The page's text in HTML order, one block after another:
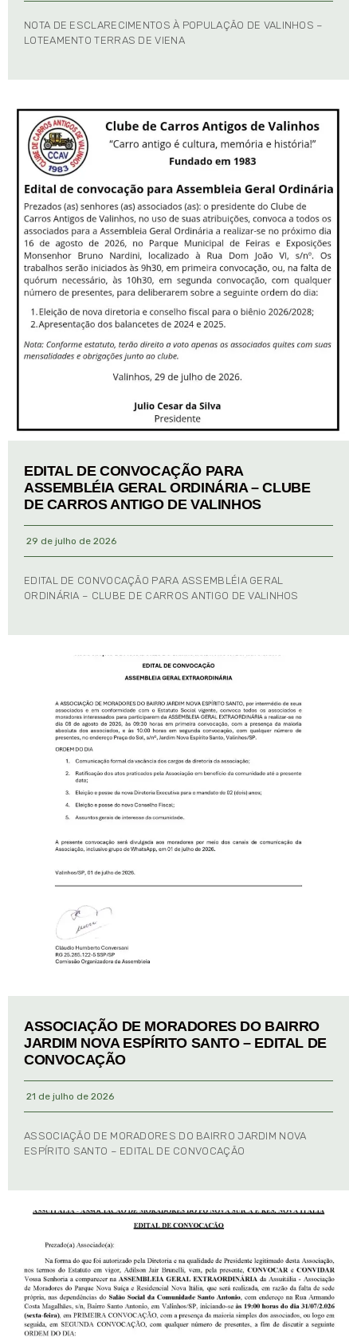
NOTA DE ESCLARECIMENTOS À POPULAÇÃO DE VALINHOS –
LOTEAMENTO TERRAS DE VIENA
EDITAL DE CONVOCAÇÃO PARA
ASSEMBLÉIA GERAL ORDINÁRIA – CLUBE
DE CARROS ANTIGO DE VALINHOS
29 de julho de 2026
EDITAL DE CONVOCAÇÃO PARA ASSEMBLÉIA GERAL
ORDINÁRIA – CLUBE DE CARROS ANTIGO DE VALINHOS
ASSOCIAÇÃO DE MORADORES DO BAIRRO
JARDIM NOVA ESPÍRITO SANTO – EDITAL DE
CONVOCAÇÃO
21 de julho de 2026
ASSOCIAÇÃO DE MORADORES DO BAIRRO JARDIM NOVA
ESPÍRITO SANTO – EDITAL DE CONVOCAÇÃO